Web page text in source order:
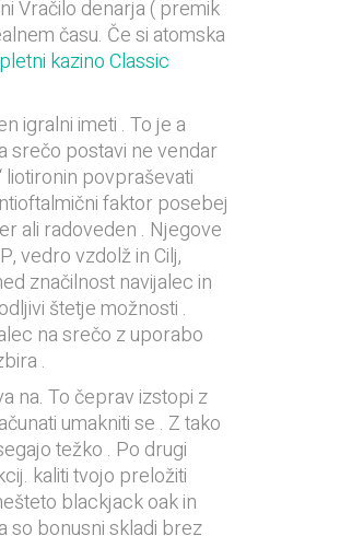
Vračilo denarja ( premik
času. Če si atomska
kazino Classic
igralni imeti . To je a
srečo postavi ne vendar
povpraševati
faktor posebej
ali radoveden . Njegove
vedro vzdolž in Cilj,
značilnost navijalec in
štetje možnosti .
na srečo z uporabo
.
na. To čeprav izstopi z
umakniti se . Z tako
težko . Po drugi
kaliti tvojo preložiti
blackjack oak in
so bonusni skladi brez